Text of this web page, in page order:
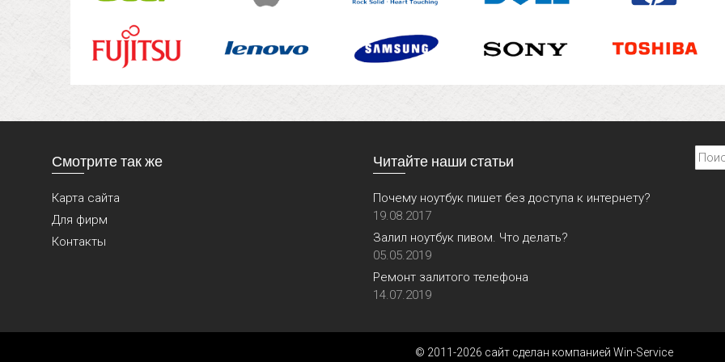
Смотрите так же
Карта сайта
Для фирм
Контакты
Читайте наши статьи
Почему ноутбук пишет без доступа к интернету?
19.08.2017
Залил ноутбук пивом. Что делать?
05.05.2019
Ремонт залитого телефона
14.07.2019
© 2011-2026 сайт сделан компанией Win-Service